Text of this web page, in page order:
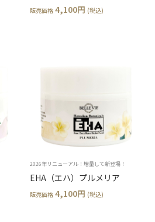
販売価格 4,100円 (税込)
2026年リニューアル！増量して新登場！
EHA（エハ）プルメリア
販売価格 4,100円 (税込)